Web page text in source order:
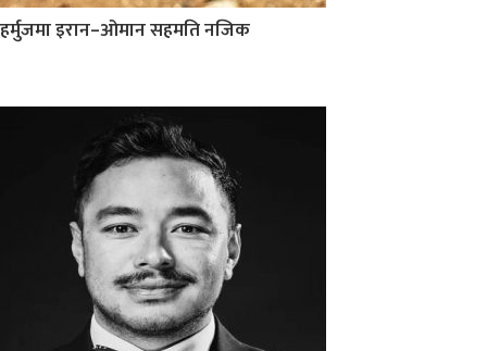
हर्मुजमा इरान–ओमान सहमति नजिक